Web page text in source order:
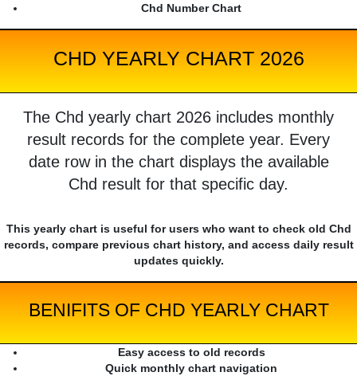
Chd Number Chart
CHD YEARLY CHART 2026
The Chd yearly chart 2026 includes monthly
result records for the complete year. Every
date row in the chart displays the available
Chd result for that specific day.
This yearly chart is useful for users who want to check old Chd
records, compare previous chart history, and access daily result
updates quickly.
BENIFITS OF CHD YEARLY CHART
Easy access to old records
Quick monthly chart navigation